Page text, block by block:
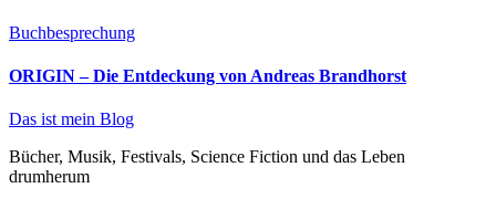
Buchbesprechung
ORIGIN – Die Entdeckung von Andreas Brandhorst
Das ist mein Blog
Bücher, Musik, Festivals, Science Fiction und das Leben
drumherum